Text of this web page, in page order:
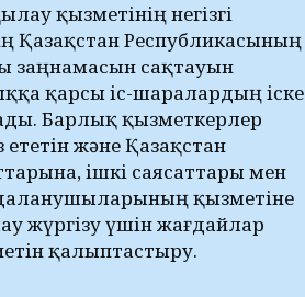
қызметінің негізгі
Қазақстан Республикасының
заңнамасын сақтауын
қарсы іс-шаралардың іске
Барлық қызметкерлер
және Қазақстан
ішкі саясаттары мен
қызметіне
жүргізу үшін жағдайлар
қалыптастыру.